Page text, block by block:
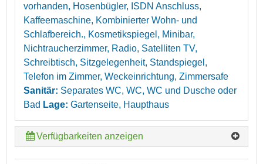
vorhanden, Hosenbügler, ISDN Anschluss,
Kaffeemaschine, Kombinierter Wohn- und
Schlafbereich., Kosmetikspiegel, Minibar,
Nichtraucherzimmer, Radio, Satelliten TV,
Schreibtisch, Sitzgelegenheit, Standspiegel,
Telefon im Zimmer, Weckeinrichtung, Zimmersafe
Sanitär: Separates WC, WC, WC und Dusche oder
Bad Lage: Gartenseite, Haupthaus
Verfügbarkeiten anzeigen